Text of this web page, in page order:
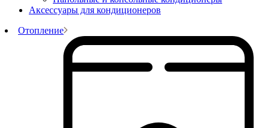
Аксессуары для кондиционеров
Отопление